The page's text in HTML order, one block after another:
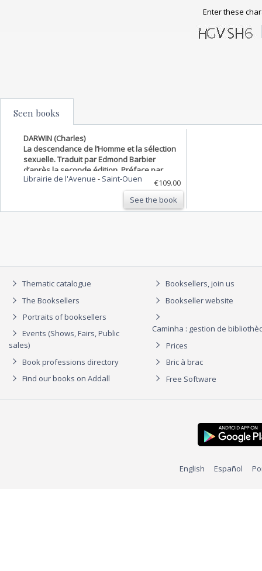
Enter these
Seen books
DARWIN (Charles)
La descendance de l’Homme et la sélection
sexuelle. Traduit par Edmond Barbier
d’après la seconde édition. Préface par
Carl Vogt. édition définitive.
Librairie de l'Avenue - Saint-Ouen
€109.00
See the book
Thematic catalogue
The Booksellers
Portraits of booksellers
Events (Shows, Fairs, Public
sales)
Book professions directory
Find our books on Addall
Booksellers, join us
Bookseller website
Caminha : gestion de
Prices
Bric à brac
Free Software
English Español